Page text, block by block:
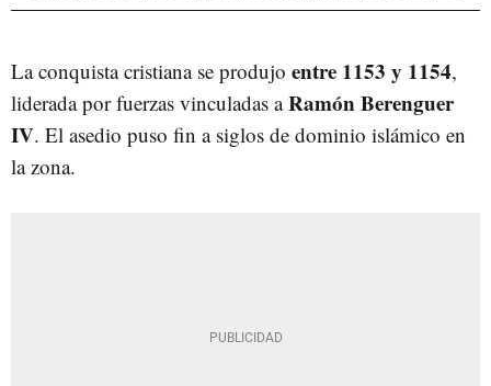
La conquista cristiana se produjo entre 1153 y 1154,
liderada por fuerzas vinculadas aRamón Berenguer
IV. El asedio puso fin a siglos de dominio islámico en
la zona.